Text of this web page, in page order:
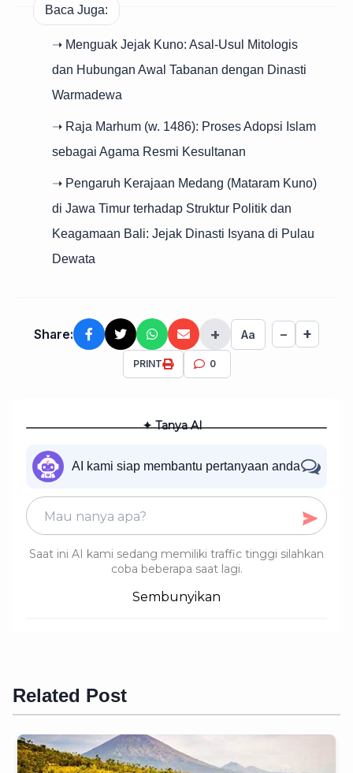
Baca Juga:
➝ Menguak Jejak Kuno: Asal-Usul Mitologis
dan Hubungan Awal Tabanan dengan Dinasti
Warmadewa
➝ Raja Marhum (w. 1486): Proses Adopsi Islam
sebagai Agama Resmi Kesultanan
➝ Pengaruh Kerajaan Medang (Mataram Kuno)
di Jawa Timur terhadap Struktur Politik dan
Keagamaan Bali: Jejak Dinasti Isyana di Pulau
Dewata
Share: + Aa − +
PRINT 0
✦ Tanya AI
AI kami siap membantu pertanyaan anda
Saat ini AI kami sedang memiliki traffic tinggi silahkan
coba beberapa saat lagi.
Sembunyikan
Related Post